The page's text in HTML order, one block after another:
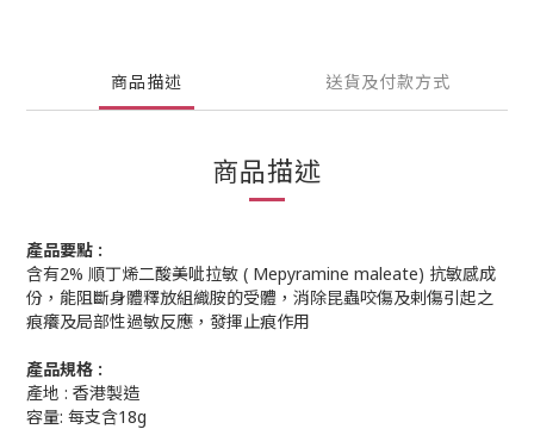
商品描述 送貨及付款方式
商品描述
產品要點 :
含有2% 順丁烯二酸美呲拉敏 ( Mepyramine maleate) 抗敏感成
份，能阻斷身體釋放組織胺的受體， 消除昆蟲咬傷及剌傷引起之
痕癢及局部性過敏反應，發揮止痕作用
產品規格 :
產地 : 香港製造
容量: 每支含18g